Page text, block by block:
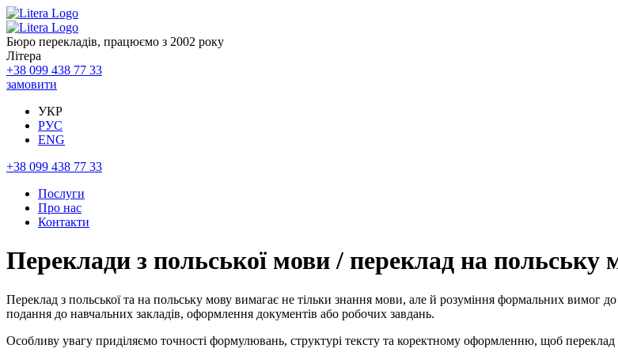
Бюро перекладів, працюємо з 2002 року
Літера
+38 099 438 77 33
замовити
УКР
РУС
ENG
+38 099 438 77 33
Послуги
Про нас
Контакти
Переклади з польської мови / переклад на польську
Переклад з польської та на польську мову вимагає не тільки знання мови, але й розуміння формальних
подання до навчальних закладів, оформлення документів або робочих завдань.
Особливу увагу приділяємо точності формулювань, структурі тексту та коректному оформленню, щоб